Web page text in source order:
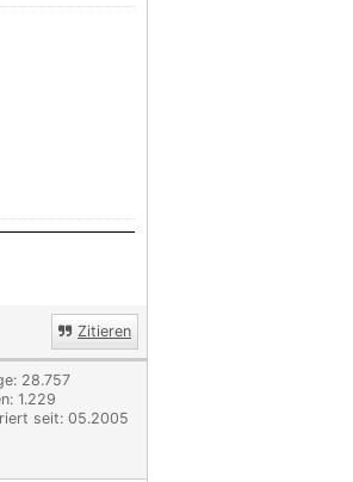
Zitieren
28.757
1.229
seit: 05.2005